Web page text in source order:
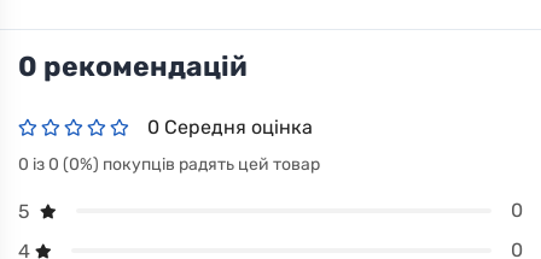
0 рекомендацій
0 Середня оцінка
0 із 0 (0%) покупців радять цей товар
5
0
4
0